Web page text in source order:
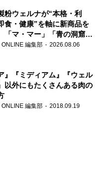
粉ウェルナが“本格・利
食・健康”を軸に新商品を
マ・マー」「青の洞窟」
ドを強化
ONLINE 編集部 2026.08.06
』『ミディアム』『ウェル
以外にもたくさんある肉の
ONLINE 編集部 2018.09.19